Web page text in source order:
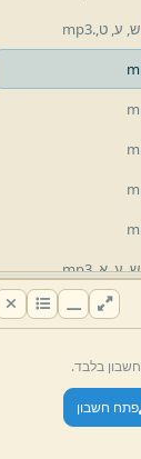
ש, ע, ט,.
mp3
ע,א,.
mp3
ע,ג, mp3
בלבד.
פתח חשבון